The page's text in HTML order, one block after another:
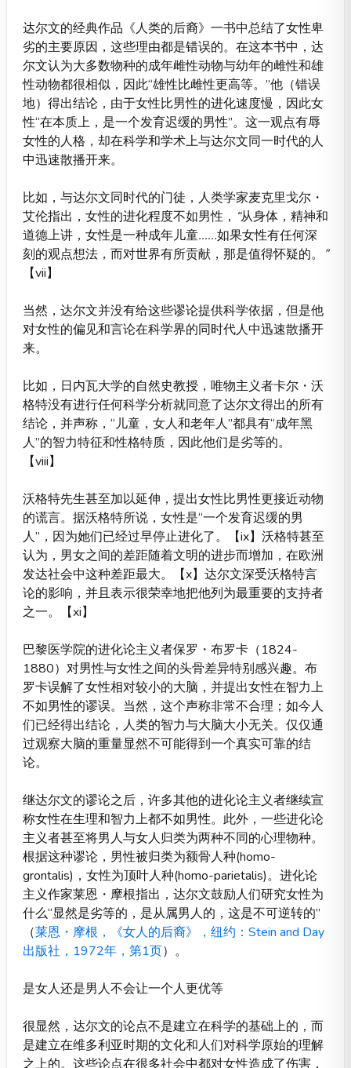
达尔文的经典作品《人类的后裔》一书中总结了女性卑
劣的主要原因，这些理由都是错误的。在这本书中，达
尔文认为大多数物种的成年雌性动物与幼年的雌性和雄
性动物都很相似，因此“雄性比雌性更高等。”他（错误
地）得出结论，由于女性比男性的进化速度慢，因此女
性“在本质上，是一个发育迟缓的男性”。这一观点有辱
女性的人格，却在科学和学术上与达尔文同一时代的人
中迅速散播开来。
比如，与达尔文同时代的门徒，人类学家麦克里戈尔・
艾伦指出，女性的进化程度不如男性， “从身体，精神和
道德上讲，女性是一种成年儿童......如果女性有任何深
刻的观点想法，而对世界有所贡献，那是值得怀疑的。
”
【vii】
当然，达尔文并没有给这些谬论提供科学依据，但是他
对女性的偏见和言论在科学界的同时代人中迅速散播开
来。
比如，日内瓦大学的自然史教授，唯物主义者卡尔・沃
格特没有进行任何科学分析就同意了达尔文得出的所有
结论，并声称，“儿童，女人和老年人”都具有“成年黑
人”的智力特征和性格特质，因此他们是劣等的。
【viii】
沃格特先生甚至加以延伸，提出女性比男性更接近动物
的谎言。据沃格特所说，女性是“一个发育迟缓的男
人”，因为她们已经过早停止进化了。【ix】沃格特甚至
认为，男女之间的差距随着文明的进步而增加，在欧洲
发达社会中这种差距最大。【x】达尔文深受沃格特言
论的影响，并且表示很荣幸地把他列为最重要的支持者
之一。【xi】
巴黎医学院的进化论主义者保罗・布罗卡（1824-
1880）对男性与女性之间的头骨差异特别感兴趣。布
罗卡误解了女性相对较小的大脑，并提出女性在智力上
不如男性的谬误。当然，这个声称非常不合理；如今人
们已经得出结论，人类的智力与大脑大小无关。仅仅通
过观察大脑的重量显然不可能得到一个真实可靠的结
论。
继达尔文的谬论之后，许多其他的进化论主义者继续宣
称女性在生理和智力上都不如男性。此外，一些进化论
主义者甚至将男人与女人归类为两种不同的心理物种。
根据这种谬论，男性被归类为额骨人种(homo-
grontalis)，女性为顶叶人种(homo-parietalis)。进化论
主义作家莱恩・摩根指出，达尔文鼓励人们研究女性为
什么“显然是劣等的，是从属男人的，这是不可逆转的”
（莱恩・摩根，《女人的后裔》，纽约：Stein and Day
出版社，1972年，第1页）。
是女人还是男人不会让一个人更优等
很显然，达尔文的论点不是建立在科学的基础上的，而
是建立在维多利亚时期的文化和人们对科学原始的理解
之上的。这些论点在很多社会中都对女性造成了伤害，